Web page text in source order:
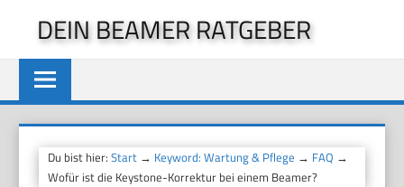
springen
DEIN BEAMER RATGEBER
Du bist hier:Start → Keyword: Wartung & Pflege → FAQ →
Wofür ist die Keystone-Korrektur bei einem Beamer?